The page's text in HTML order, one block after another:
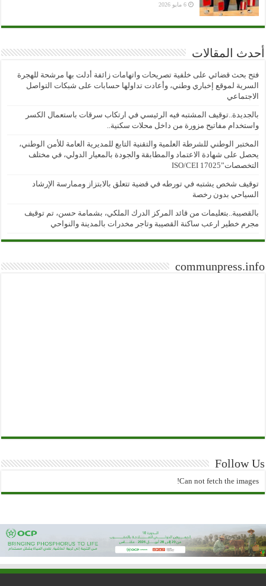
6 مايو 2026
أحدث المقالات
فتح بحث قضائي على خلفية تصريحات واتهامات زائفة أدلت بها مرشحة للهجرة
السرية لموقع إخباري وطني، وأعادت تداولها حسابات على شبكات التواصل
الاجتماعي
بالجديدة..توقيف المشتبه فيه الرئيسي في ارتكاب سرقات باستعمال الكسر
واستخدام مفاتيح مزورة من داخل محلات سكنية..
المختبر الوطني للشرطة العلمية والتقنية التابع للمديرية العامة للأمن الوطني،
يحصل على شهادة الاعتماد والمطابقة والجودة بالمعيار الدولي، في مختلف
التخصصات”ISO/CEI 17025
توقيف شخص يشتبه في تورطه في قضية تتعلق بالابتزاز وممارسة الإرشاد
السياحي بدون رخصة
بالقصيبة..بتعليمات من قائد المركز الدرك الملكي، بشمامة حسن، تم توقيف
مجرم خطير ارعب ساكنة القصيبة وتاجر مخدرات بالمدينة والنواحي
communpress.info
Follow Us
Can not fetch the images!